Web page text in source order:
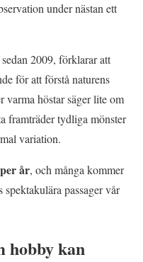
under nästan ett
2009, förklarar att
för att förstå naturens
varma höstar säger lite om
framträder tydliga mönster
variation.
år, och många kommer
passager vår
hobby kan